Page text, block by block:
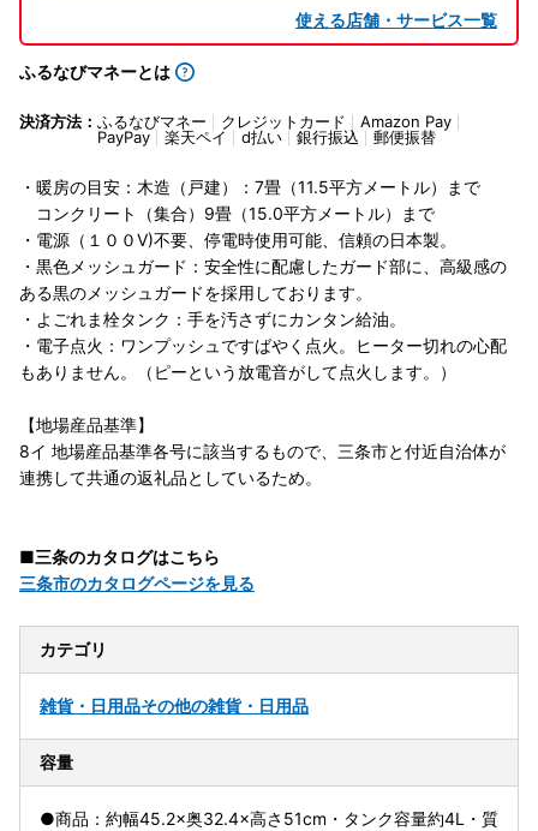
使える店舗・サービス一覧
ふるなびマネーとは
決済方法： ふるなびマネー クレジットカード
Amazon Pay
PayPay
楽天ペイ d払い 銀行振込 郵便振替
・暖房の目安：木造（戸建）：7畳（11.5平方メートル）まで
コンクリート（集合）9畳（15.0平方メートル）まで
・電源（１００V)不要、停電時使用可能、信頼の日本製。
・黒色メッシュガード：安全性に配慮したガード部に、高級感の
ある黒のメッシュガードを採用しております。
・よごれま栓タンク：手を汚さずにカンタン給油。
・電子点火：ワンプッシュですばやく点火。ヒーター切れの心配
もありません。（ピーという放電音がして点火します。）
【地場産品基準】
8イ 地場産品基準各号に該当するもので、三条市と付近自治体が
連携して共通の返礼品としているため。
■三条のカタログはこちら
三条市のカタログページを見る
カテゴリ
雑貨・日用品その他の雑貨・日用品
容量
●商品：約幅45.2×奥32.4×高さ51cm・タンク容量約4L・質